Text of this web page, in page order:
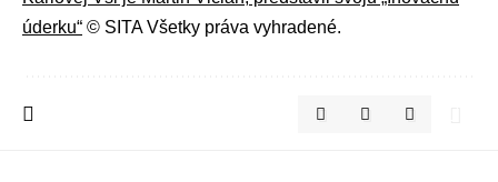
úderku“ © SITA Všetky práva vyhradené.